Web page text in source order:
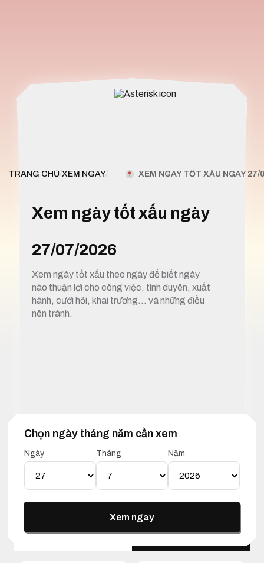
TRANG CHỦ/XEM NGÀY/ XEM NGÀY TỐT XẤU NGÀY 27/
Xem ngày tốt xấu ngày
27/07/2026
Xem ngày tốt xấu theo ngày để biết ngày
nào thuận lợi cho công việc, tình duyên, xuất
hành, cưới hỏi, khai trương… và những điều
nên tránh.
Chọn ngày tháng năm cần xem
Ngày Tháng Năm
Xem ngay
1. Xem ngày tốt xấu 27 tháng 7 năm 2026
Lịch Vạn Niên 27 Tháng 07
Năm 2026
Lịch dương Lịch âm